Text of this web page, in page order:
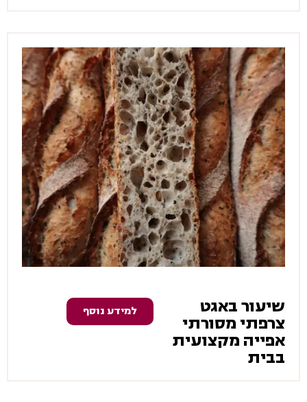
שיעור באגט
צרפתי מסורתי
אפייה מקצועית
בבית
למידע נוסף